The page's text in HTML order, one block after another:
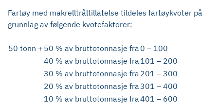
Fartøy med makrelltråltillatelse tildeles fartøykvoter på
grunnlag av følgende kvotefaktorer:
50 tonn + 50 % av bruttotonnasje fra 0 – 100
40 % av bruttotonnasje fra 101 – 200
30 % av bruttotonnasje fra 201 – 300
20 % av bruttotonnasje fra301 – 400
10 % av bruttotonnasje fra401 – 600